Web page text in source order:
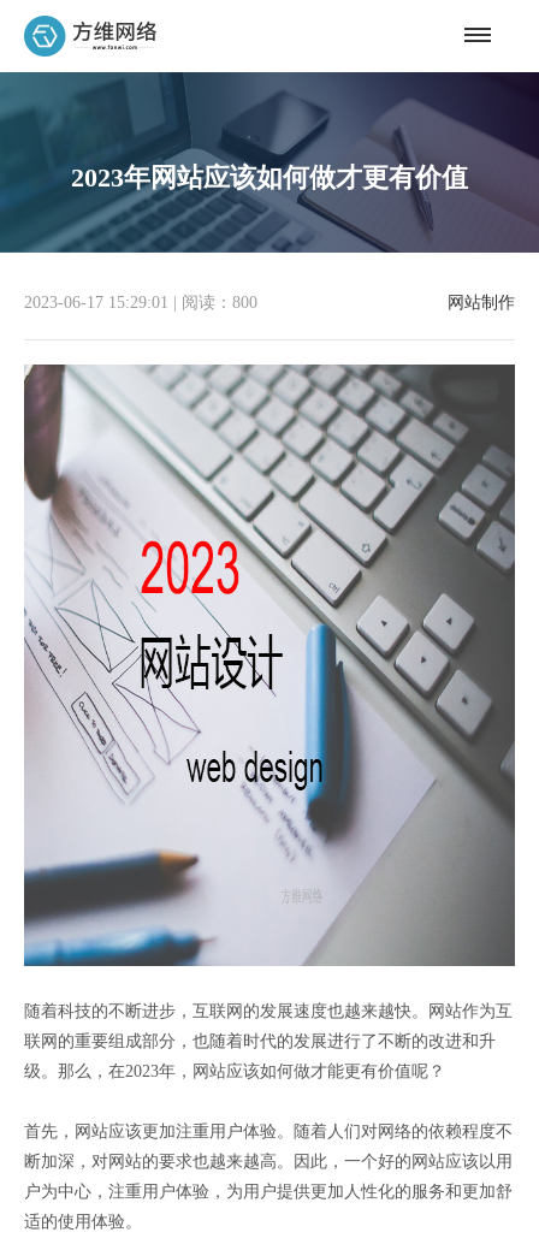
2023年网站应该如何做才更有价值
网站制作
2023-06-17 15:29:01 阅读：800
随着科技的不断进步，互联网的发展速度也越来越快。网站作为互
联网的重要组成部分，也随着时代的发展进行了不断的改进和升
级。那么，在2023年，网站应该如何做才能更有价值呢？
首先，网站应该更加注重用户体验。随着人们对网络的依赖程度不
断加深，对网站的要求也越来越高。因此，一个好的网站应该以用
户为中心，注重用户体验，为用户提供更加人性化的服务和更加舒
适的使用体验。